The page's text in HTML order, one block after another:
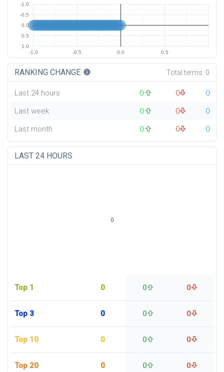
-1.0 -0.5 0.0 0.5
-1.0
-0.5
0.0
0.5
1.0
RANKING CHANGE info Total terms: 0
Last 24 hours 0 0
0
Last week
0 0
0
Last month
0 0 0
LAST 24 HOURS
Top 1 0 0 0
Top 3 0 0 0
Top 10 0 0 0
Top 20 0 0 0
0